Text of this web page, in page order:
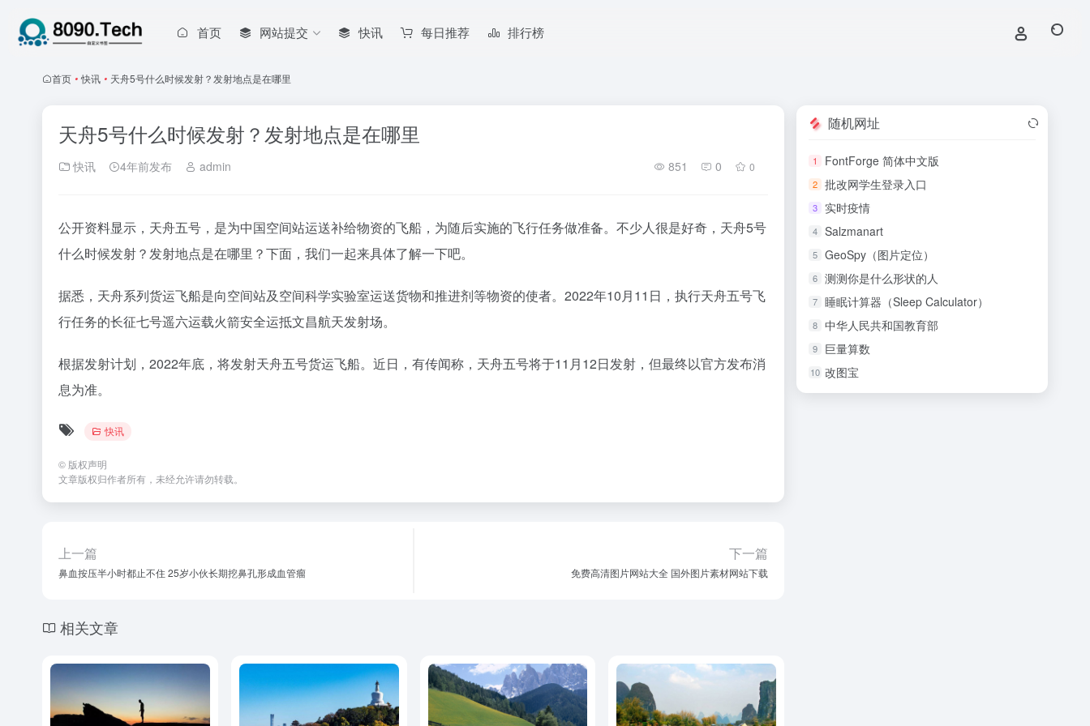
首页 网站提交 快讯 每日推荐 排行榜
首页 • 快讯 • 天舟5号什么时候发射？发射地点是在哪里
天舟5号什么时候发射？发射地点是在哪里
快讯 4年前发布 admin 851 0 0
公开资料显示，天舟五号，是为中国空间站运送补给物资的飞船，为随后实施的飞行任务做准备。不少人很是好奇，天舟5号
什么时候发射？发射地点是在哪里？下面，我们一起来具体了解一下吧。
据悉，天舟系列货运飞船是向空间站及空间科学实验室运送货物和推进剂等物资的使者。2022年10月11日，执行天舟五号飞
行任务的长征七号遥六运载火箭安全运抵文昌航天发射场。
根据发射计划，2022年底，将发射天舟五号货运飞船。近日，有传闻称，天舟五号将于11月12日发射，但最终以官方发布消
息为准。
快讯
© 版权声明
文章版权归作者所有，未经允许请勿转载。
上一篇
鼻血按压半小时都止不住 25岁小伙长期挖鼻孔形成血管瘤
下一篇
免费高清图片网站大全 国外图片素材网站下载
相关文章
随机网址
1 FontForge 简体中文版
2 批改网学生登录入口
3 实时疫情
4 Salzmanart
5 GeoSpy（图片定位）
6 测测你是什么形状的人
7 睡眠计算器（Sleep Calculator）
8 中华人民共和国教育部
9 巨量算数
10 改图宝